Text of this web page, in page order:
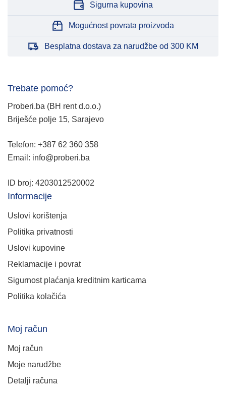
Sigurna kupovina
Mogućnost povrata proizvoda
Besplatna dostava za narudžbe od 300 KM
Trebate pomoć?
Proberi.ba (BH rent d.o.o.)
Briješće polje 15, Sarajevo
Telefon: +387 62 360 358
Email: info@proberi.ba
ID broj: 4203012520002
Informacije
Uslovi korištenja
Politika privatnosti
Uslovi kupovine
Reklamacije i povrat
Sigurnost plaćanja kreditnim karticama
Politika kolačića
Moj račun
Moj račun
Moje narudžbe
Detalji računa